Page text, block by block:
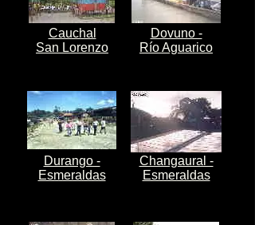
Durango -
Esmeraldas
Dovuno -
Río Aguarico
Cauchal
San Lorenzo
Changaural -
Esmeraldas